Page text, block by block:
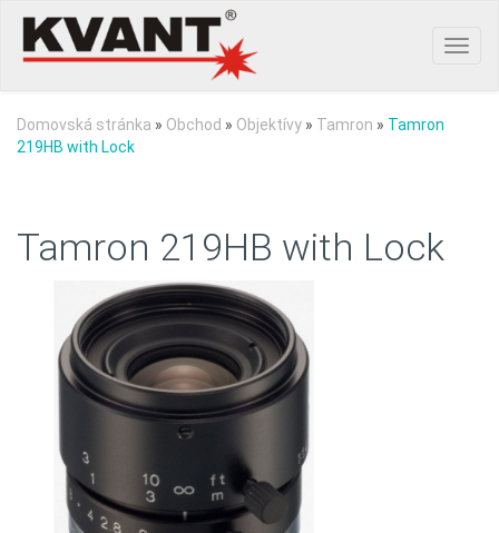
Domovská stránka » Obchod » Objektívy » Tamron » Tamron
219HB with Lock
Tamron 219HB with Lock